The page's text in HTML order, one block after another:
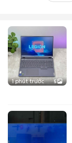
1 phút trước 5